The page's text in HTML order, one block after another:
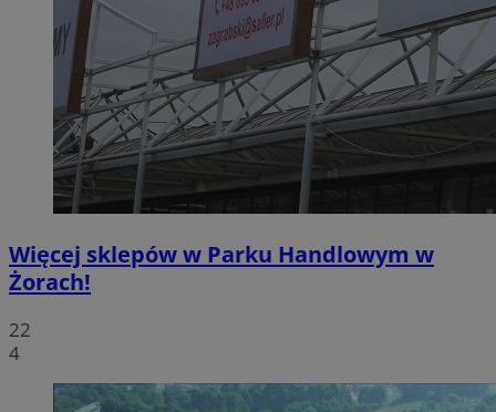
Więcej sklepów w Parku Handlowym w
Żorach!
22
4